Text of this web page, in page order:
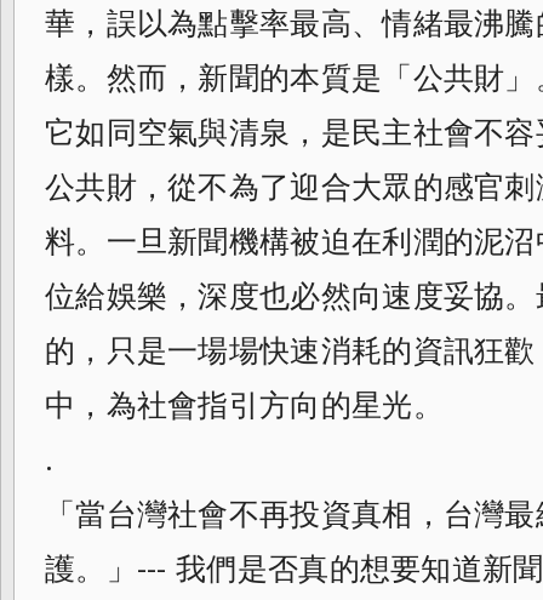
華，誤以為點擊率最高、情緒最沸
樣。然而，新聞的本質是「公共財
它如同空氣與清泉，是民主社會不
公共財，從不為了迎合大眾的感官
料。一旦新聞機構被迫在利潤的泥
位給娛樂，深度也必然向速度妥協
的，只是一場場快速消耗的資訊狂
中，為社會指引方向的星光。
.
「當台灣社會不再投資真相，台灣
護。」--- 我們是否真的想要知道新